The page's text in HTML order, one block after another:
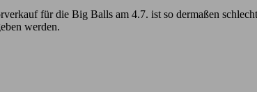
für die Big Balls am 4.7. ist so dermaßen
werden.